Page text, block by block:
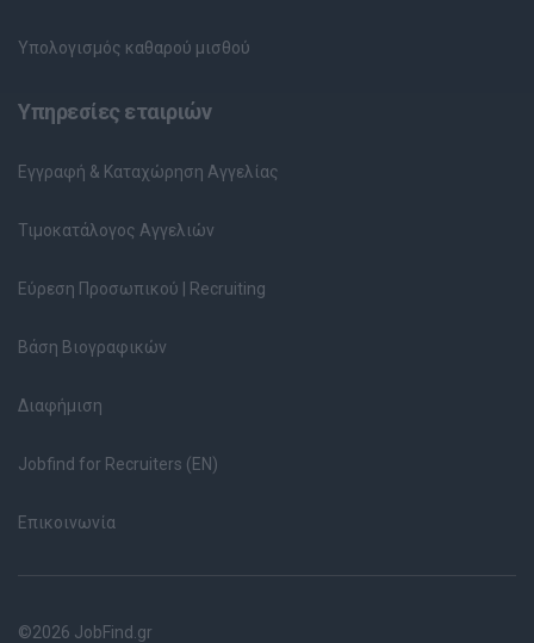
Υπολογισμός καθαρού μισθού
Υπηρεσίες εταιριών
Εγγραφή & Καταχώρηση Αγγελίας
Τιμοκατάλογος Αγγελιών
Εύρεση Προσωπικού | Recruiting
Βάση Βιογραφικών
Διαφήμιση
Jobfind for Recruiters (EN)
Επικοινωνία
©2026 JobFind.gr